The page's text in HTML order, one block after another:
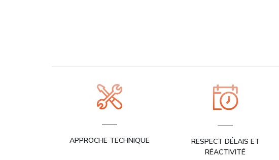
APPROCHE TECHNIQUE
RESPECT DÉLAIS ET
RÉACTIVITÉ